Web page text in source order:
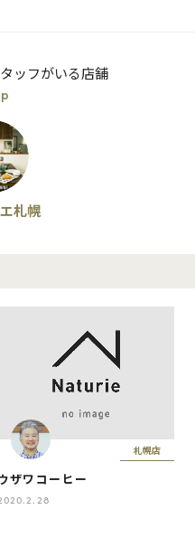
ッフがいる店舗
札幌
札幌店
ザワコーヒー